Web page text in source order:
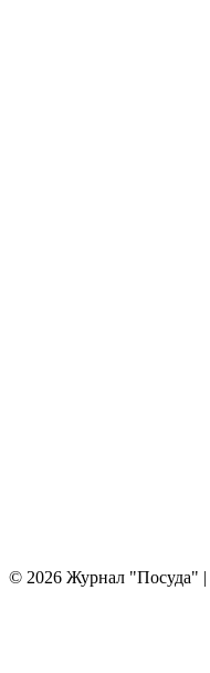
© 2026 Журнал "Посуда" |